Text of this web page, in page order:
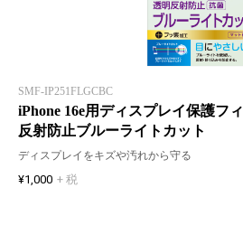
SMF-IP251FLGCBC
iPhone 16e用ディスプレイ保護フ
反射防止ブルーライトカット
ディスプレイをキズや汚れから守る
¥1,000 + 税